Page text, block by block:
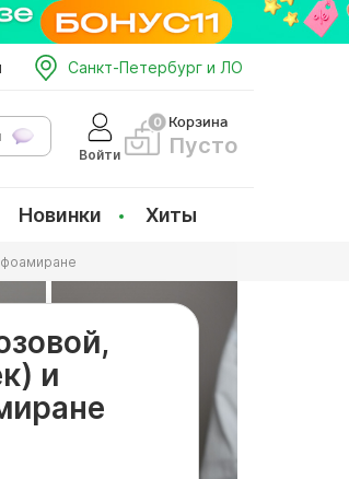
Санкт-Петербург и ЛО
Войти
Корзина
Пусто
Новинки Хиты
и